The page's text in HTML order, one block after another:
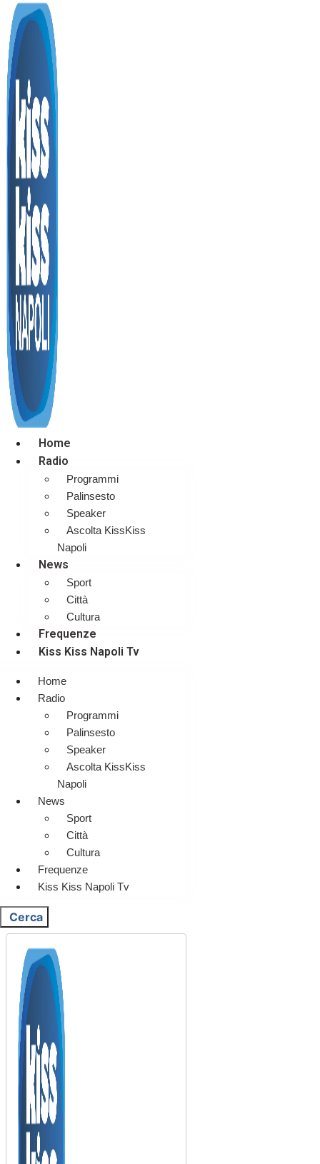
Home
Radio
Programmi
Palinsesto
Speaker
Ascolta KissKiss
Napoli
News
Sport
Città
Cultura
Frequenze
Kiss Kiss Napoli Tv
Home
Radio
Programmi
Palinsesto
Speaker
Ascolta KissKiss
Napoli
News
Sport
Città
Cultura
Frequenze
Kiss Kiss Napoli Tv
Cerca